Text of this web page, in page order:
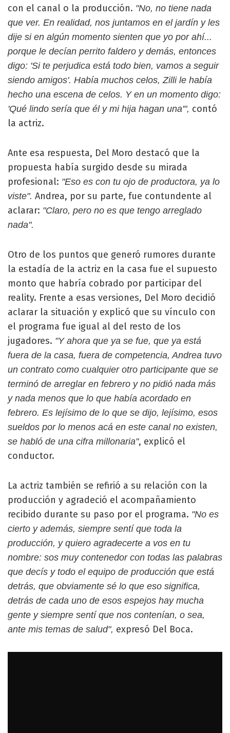
con el canal o la producción. "No, no tiene nada
que ver. En realidad, nos juntamos en el jardín y les
dije si en algún momento sienten que yo por ahí...
porque le decían perrito faldero y demás, entonces
digo: 'Si te perjudica está todo bien, vamos a seguir
siendo amigos'. Había muchos celos, Zilli le había
hecho una escena de celos. Y en un momento digo:
'Qué lindo sería que él y mi hija hagan una'", contó
la actriz.
Ante esa respuesta, Del Moro destacó que la
propuesta había surgido desde su mirada
profesional: "Eso es con tu ojo de productora, ya lo
viste". Andrea, por su parte, fue contundente al
aclarar: "Claro, pero no es que tengo arreglado
nada".
Otro de los puntos que generó rumores durante
la estadía de la actriz en la casa fue el supuesto
monto que habría cobrado por participar del
reality. Frente a esas versiones, Del Moro decidió
aclarar la situación y explicó que su vínculo con
el programa fue igual al del resto de los
jugadores. "Y ahora que ya se fue, que ya está
fuera de la casa, fuera de competencia, Andrea tuvo
un contrato como cualquier otro participante que se
terminó de arreglar en febrero y no pidió nada más
y nada menos que lo que había acordado en
febrero. Es lejísimo de lo que se dijo, lejísimo, esos
sueldos por lo menos acá en este canal no existen,
se habló de una cifra millonaria", explicó el
conductor.
La actriz también se refirió a su relación con la
producción y agradeció el acompañamiento
recibido durante su paso por el programa. "No es
cierto y además, siempre sentí que toda la
producción, y quiero agradecerte a vos en tu
nombre: sos muy contenedor con todas las palabras
que decís y todo el equipo de producción que está
detrás, que obviamente sé lo que eso significa,
detrás de cada uno de esos espejos hay mucha
gente y siempre sentí que nos contenían, o sea,
ante mis temas de salud", expresó Del Boca.